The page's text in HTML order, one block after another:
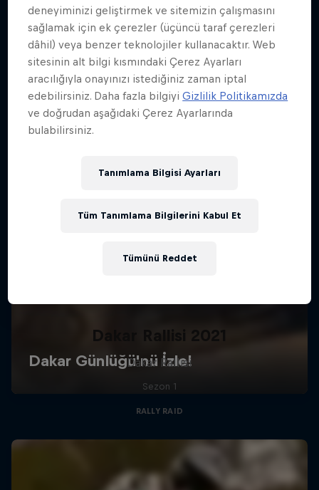
Dakar Rallisi 2021
Dakar Rallisi
Sezon 1
RALLY RAID
deneyiminizi geliştirmek ve sitemizin çalışmasını
sağlamak için ek çerezler (üçüncü taraf çerezleri
dâhil) veya benzer teknolojiler kullanacaktır. Web
sitesinin alt bilgi kısmındaki Çerez Ayarları
aracılığıyla onayınızı istediğiniz zaman iptal
edebilirsiniz. Daha fazla bilgiyiGizlilik Politikamızda
ve doğrudan aşağıdaki Çerez Ayarlarında
bulabilirsiniz.
Tanımlama Bilgisi Ayarları
Tümünü Reddet
Tüm Tanımlama Bilgilerini Kabul Et